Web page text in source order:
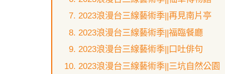
2023浪漫台三線藝術季||再見南片亭
2023浪漫台三線藝術季||福臨餐廳
2023浪漫台三線藝術季||口吐俳句
2023浪漫台三線藝術季||三坑自然公園